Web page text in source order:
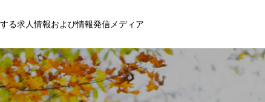
る求人情報および情報発信メディア